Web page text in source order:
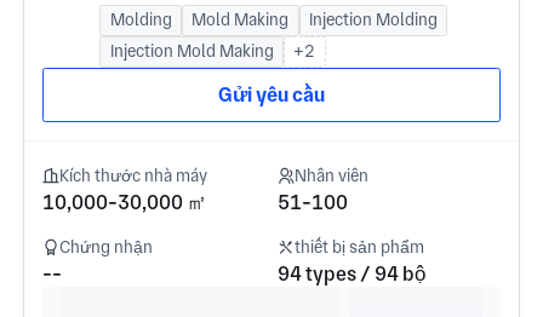
Molding Mold Making
Injection Molding
Injection Mold Making
+2
Gửi yêu cầu
Kích thước nhà máy
10,000-30,000 ㎡
Nhân viên
51-100
Chứng nhận
--
thiết bị sản phẩm
94 types / 94 bộ